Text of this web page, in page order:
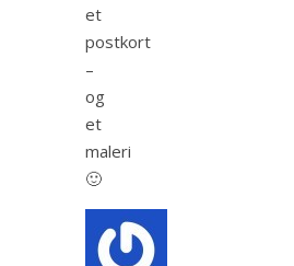
et
postkort
–
og
et
maleri
🙂